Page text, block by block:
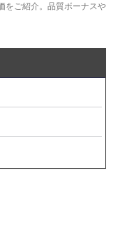
をご紹介。品質ボーナスや